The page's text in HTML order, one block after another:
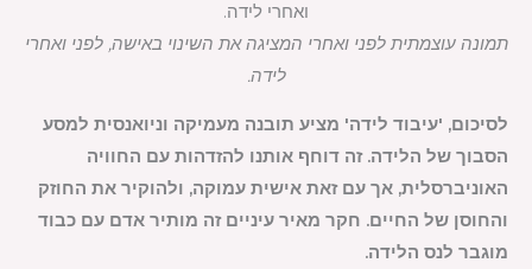
תמונה עוצמתית לפני ואחרי המציגה את השינוי באישה, לפני ואחרי
לידה.
לסיכום, 'עיבוד לידה' מציע תובנה מעמיקה וניואנסית למסע
הסבוך של הלידה. זה דוחף אותנו להזדהות עם החוויה
האוניברסלית, אך עם זאת אישית עמוקה, ולהוקיר את החוזק
והחוסן של החיים. חקר מאיר עיניים זה מותיר אדם עם כבוד
מוגבר לנס הלידה.